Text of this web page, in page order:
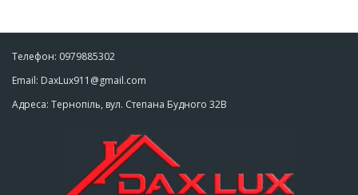
Телефон: 0979885302
Email: DaxLux911@gmail.com
Адреса: Тернопіль, вул. Степана Будного 32В